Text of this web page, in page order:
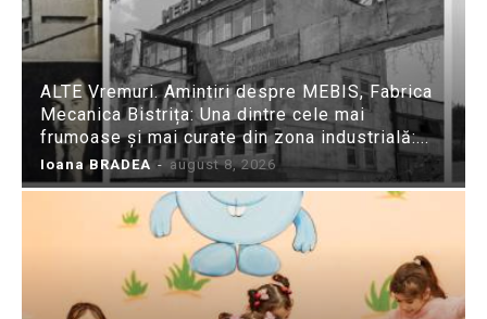
ALTE Vremuri. Amintiri despre MEBIS, Fabrica
Mecanica Bistrița: Una dintre cele mai
frumoase și mai curate din zona industrială:...
Ioana BRADEA - august 8, 2026